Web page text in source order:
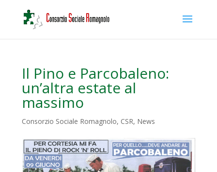
Il Pino e Parcobaleno:
un’altra estate al
massimo
Consorzio Sociale Romagnolo, CSR, News